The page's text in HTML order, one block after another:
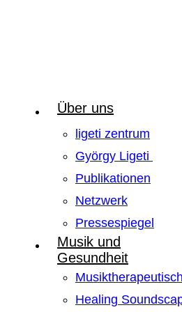
Über uns
ligeti zentrum
György Ligeti
Publikationen
Netzwerk
Pressespiegel
Musik und
Gesundheit
Healing